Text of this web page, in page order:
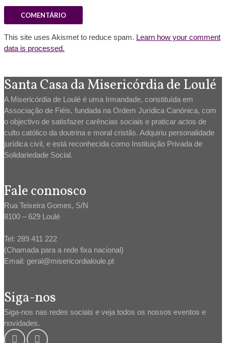
This site uses Akismet to reduce spam. Learn how your comment
data is processed.
Santa Casa da Misericórdia de Loulé
A Misericórdia de Loulé é uma Irmandade, constituída em
Associação de Fiéis, fundada na Ordem Jurídica Canónica, com
o objectivo de satisfazer carências sociais e praticar actos de
culto católico da doutrina e moral cristãs. Adquiriu personalidade
jurídica civil, e está reconhecida como Instituição Privada de
Solidariedade Social.
Fale connosco
Rua Teixeira Gomes, S/N
8100 – 629 Loulé
Tel: 289 411 222
(Chamada para a rede fixa nacional)
Email: geral@misericordialoule.pt
Siga-nos
Siga-nos nas redes sociais e veja todos os nossos eventos e
novidades.